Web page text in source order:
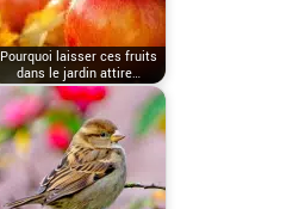
Pourquoi laisser ces fruits
dans le jardin attire…